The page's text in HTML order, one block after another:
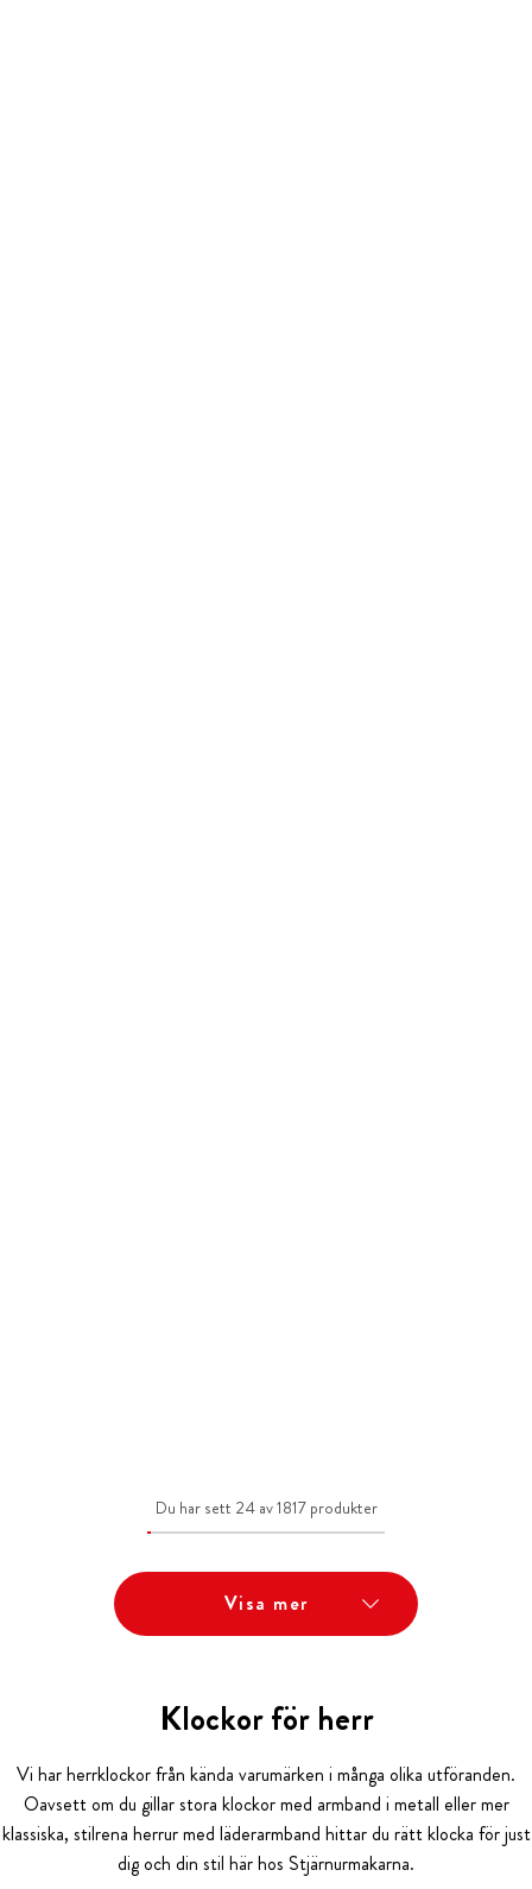
Du har sett 24 av 1817 produkter
Visa mer
Klockor för herr
Vi har herrklockor från kända varumärken i många olika utföranden.
Oavsett om du gillar stora klockor med armband i metall eller mer
klassiska, stilrena herrur med läderarmband hittar du rätt klocka för just
dig och din stil här hos Stjärnurmakarna.